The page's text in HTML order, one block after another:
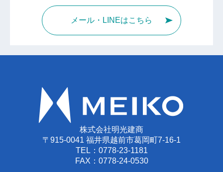
メール・LINEはこちら
株式会社明光建商
〒915-0041 福井県越前市葛岡町7-16-1
TEL： 0778-23-1181
FAX：0778-24-0530